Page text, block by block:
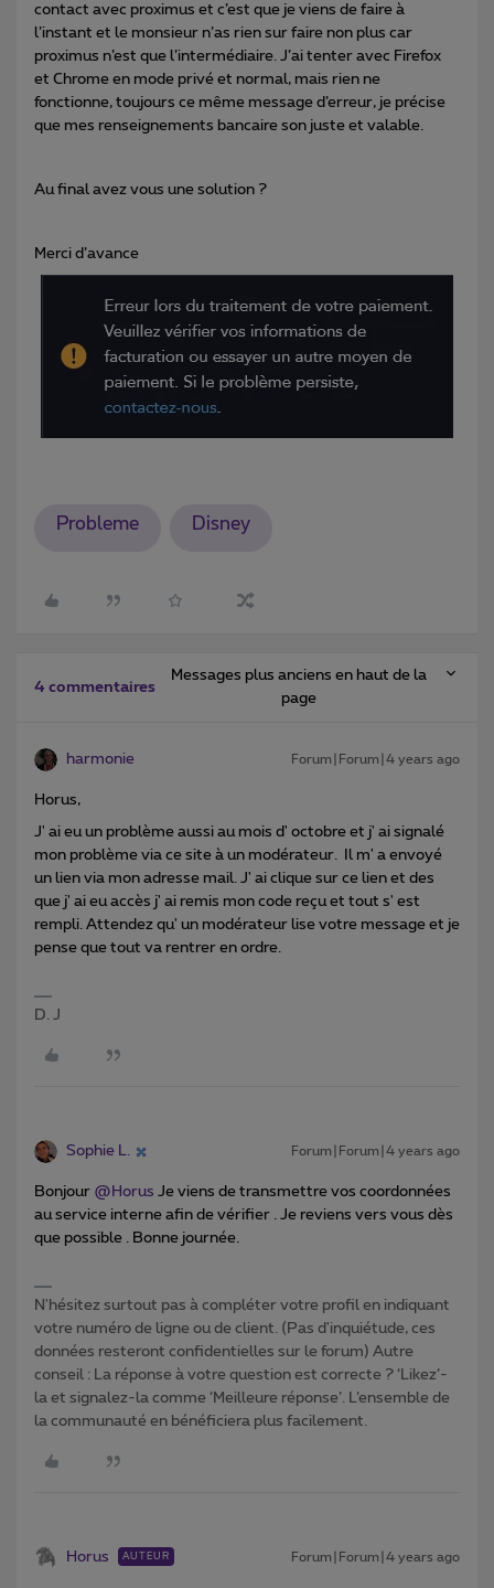
contact avec proximus et c’est que je viens de faire à
l’instant et le monsieur n’as rien sur faire non plus car
proximus n’est que l’intermédiaire. J’ai tenter avec Firefox
et Chrome en mode privé et normal, mais rien ne
fonctionne, toujours ce même message d’erreur, je précise
que mes renseignements bancaire son juste et valable.
Au final avez vous une solution ?
Merci d’avance
Probleme Disney
4 commentaires
Messages plus anciens en haut de la
page
harmonie Forum|Forum|4 years ago
Horus,
J' ai eu un problème aussi au mois d' octobre et j' ai signalé
mon problème via ce site à un modérateur. Il m' a envoyé
un lien via mon adresse mail. J' ai clique sur ce lien et des
que j' ai eu accès j' ai remis mon code reçu et tout s' est
rempli. Attendez qu' un modérateur lise votre message et je
pense que tout va rentrer en ordre.
D. J
Sophie L. Forum|Forum|4 years ago
Bonjour @Horus Je viens de transmettre vos coordonnées
au service interne afin de vérifier . Je reviens vers vous dès
que possible . Bonne journée.
N'hésitez surtout pas à compléter votre profil en indiquant
votre numéro de ligne ou de client. (Pas d'inquiétude, ces
données resteront confidentielles sur le forum) Autre
conseil : La réponse à votre question est correcte ? ‘Likez’-
la et signalez-la comme ‘Meilleure réponse’. L’ensemble de
la communauté en bénéficiera plus facilement.
Horus AUTEUR Forum|Forum|4 years ago